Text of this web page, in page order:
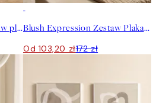
Abstract Shapes Duo Zestaw plakatów Blush Expression Zestaw Plakatów
Od 103,20 zł172 zł